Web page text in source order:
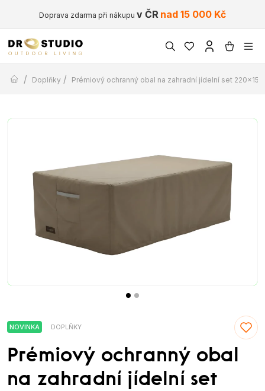
Doprava zdarma při nákupu v ČR nad 15 000 Kč
/ Doplňky / Prémiový ochranný obal na zahradní jídelní set
NOVINKA DOPLŇKY
Prémiový ochranný obal
na zahradní jídelní set